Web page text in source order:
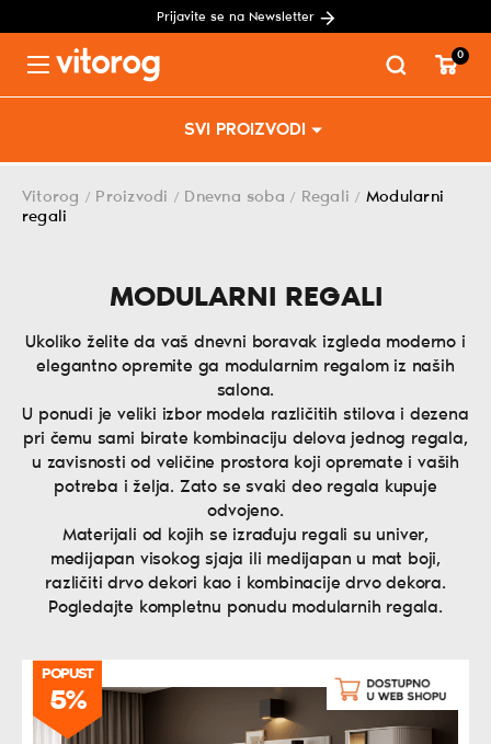
Prijavite se na Newsletter
SVI PROIZVODI
0
Vitorog / Proizvodi / Dnevna soba / Regali / Modularni
regali
MODULARNI REGALI
Ukoliko želite da vaš dnevni boravak izgleda moderno i
elegantno opremite ga modularnim regalom iz naših
salona.
U ponudi je veliki izbor modela različitih stilova i dezena
pri čemu sami birate kombinaciju delova jednog regala,
u zavisnosti od veličine prostora koji opremate i vaših
potreba i želja. Zato se svaki deo regala kupuje
odvojeno.
Materijali od kojih se izrađuju regali su univer,
medijapan visokog sjaja ili medijapan u mat boji,
različiti drvo dekori kao i kombinacije drvo dekora.
Pogledajte kompletnu ponudu modularnih regala.
POPUST
5%